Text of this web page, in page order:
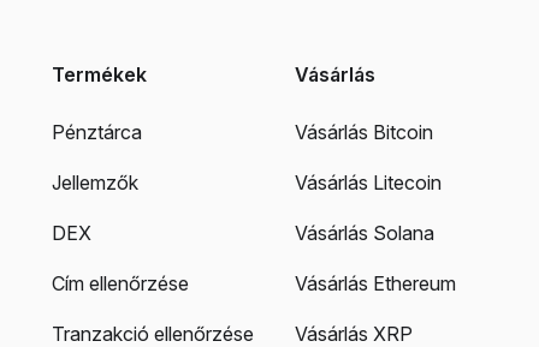
Termékek
Pénztárca
Jellemzők
DEX
Cím ellenőrzése
Tranzakció ellenőrzése
Vásárlás
Vásárlás Bitcoin
Vásárlás Litecoin
Vásárlás Solana
Vásárlás Ethereum
Vásárlás XRP